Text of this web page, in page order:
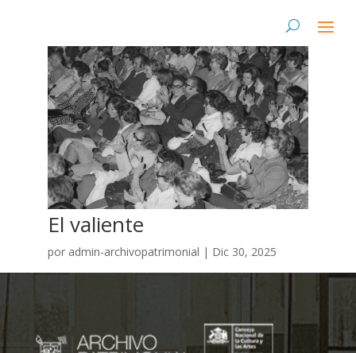
El valiente
por admin-archivopatrimonial | Dic 30, 2025